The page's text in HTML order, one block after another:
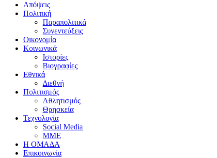
Απόψεις
Πολιτική
Παραπολιτικά
Συνεντεύξεις
Οικονομία
Κοινωνικά
Ιστορίες
Βιογραφίες
Εθνικά
Διεθνή
Πολιτισμός
Αθλητισμός
Θρησκεία
Τεχνολογία
Social Media
ΜΜΕ
Η ΟΜΑΔΑ
Επικοινωνία